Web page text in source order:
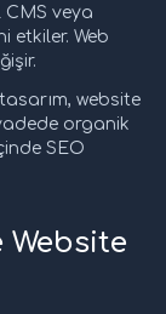
CMS veya
etkiler. Web
website
organik
SEO
Website